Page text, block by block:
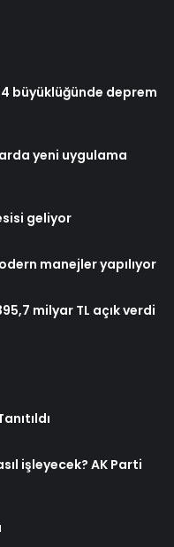
büyüklüğünde deprem
yeni uygulama
geliyor
manejler yapılıyor
milyar TL açık verdi
işleyecek? AK Parti